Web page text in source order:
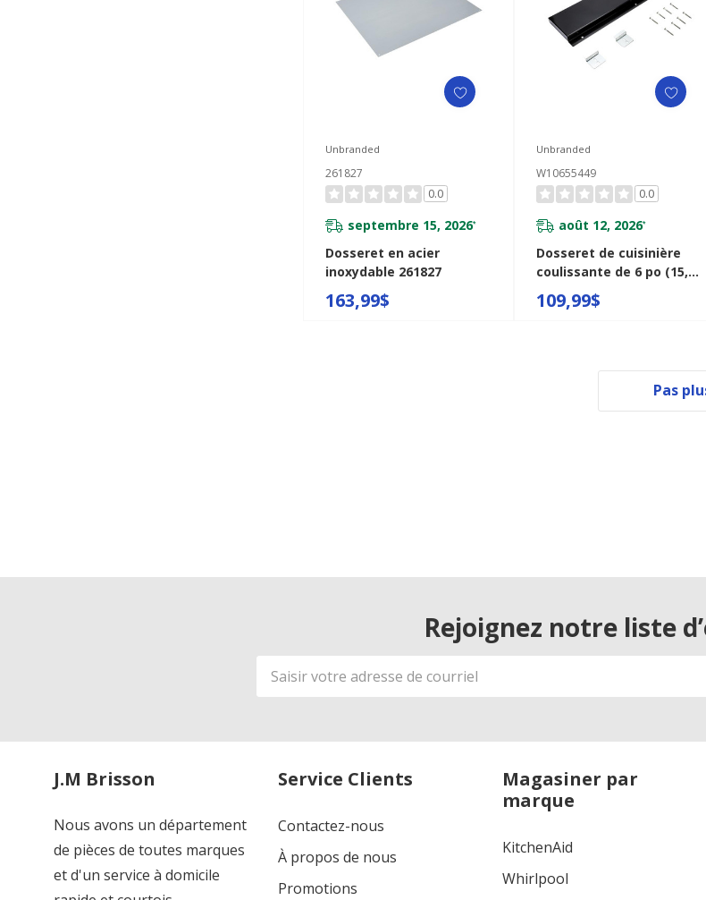
Unbranded
261827
0.0
septembre 15, 2026*
Dosseret en acier
inoxydable 261827
163,99$
Unbranded
W10655449
0.0
août 12, 2026*
Dosseret de cuisinière
coulissante de 6 po (15,2
cm) - noir W10655449
109,99$
Pas
Rejoignez notre liste
Adresse
de
J.M Brisson
Nous avons un département
de pièces de toutes marques
et d'un service à domicile
Service Clients
Contactez-nous
À propos de nous
Promotions
Magasiner par
marque
KitchenAid
Whirlpool